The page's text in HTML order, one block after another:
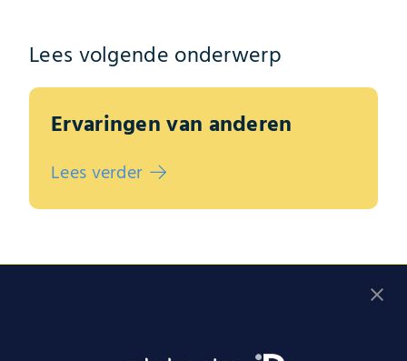
Lees volgende onderwerp
Ervaringen van anderen
Lees verder